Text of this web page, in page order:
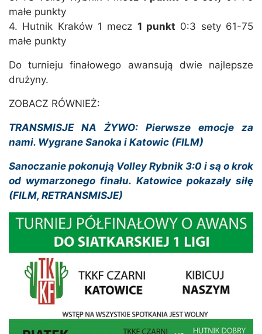
małe punkty
4. Hutnik Kraków 1 mecz 1 punkt 0:3 sety 61-75
małe punkty
Do turnieju finałowego awansują dwie najlepsze
drużyny.
ZOBACZ RÓWNIEŻ:
TRANSMISJE NA ŻYWO: Pierwsze emocje za
nami. Wygrane Sanoka i Katowic (FILM)
Sanoczanie pokonują Volley Rybnik 3:0 i są o krok
od wymarzonego finału. Katowice pokazały siłę
(FILM, RETRANSMISJE)